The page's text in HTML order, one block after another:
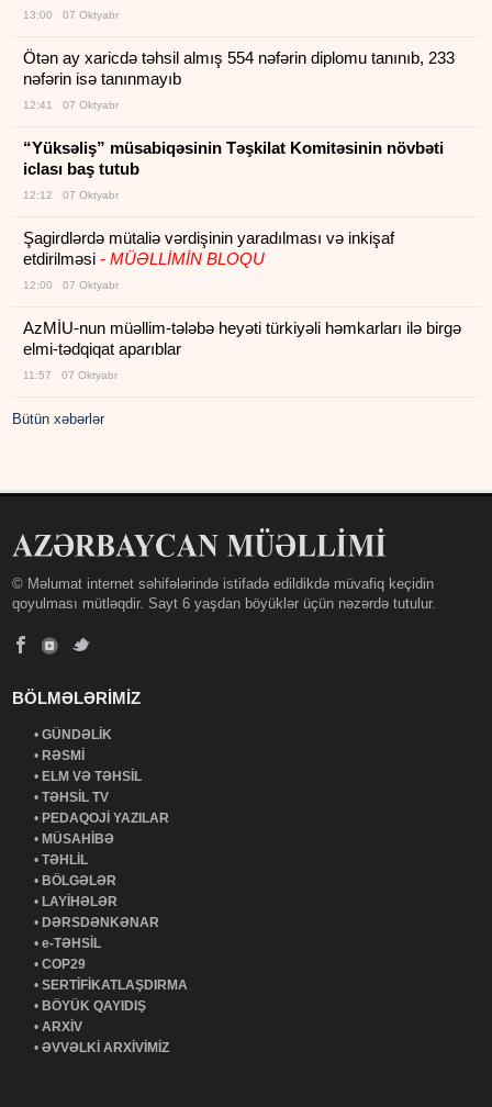
13:00 07 Oktyabr
Ötən ay xaricdə təhsil almış 554 nəfərin diplomu tanınıb, 233
nəfərin isə tanınmayıb
12:41 07 Oktyabr
“Yüksəliş” müsabiqəsinin Təşkilat Komitəsinin növbəti
iclası baş tutub
12:12 07 Oktyabr
Şagirdlərdə mütaliə vərdişinin yaradılması və inkişaf
etdirilməsi- MÜƏLLİMİN BLOQU
12:00 07 Oktyabr
AzMİU-nun müəllim-tələbə heyəti türkiyəli həmkarları ilə birgə
elmi-tədqiqat aparıblar
11:57 07 Oktyabr
Bütün xəbərlər
© Məlumat internet səhifələrində istifadə edildikdə müvafiq keçidin
qoyulması mütləqdir. Sayt 6 yaşdan böyüklər üçün nəzərdə tutulur.
BÖLMƏLƏRİMİZ
•GÜNDƏLİK
•RƏSMİ
•ELM VƏ TƏHSİL
•TƏHSİL TV
•PEDAQOJİ YAZILAR
•MÜSAHİBƏ
•TƏHLİL
•BÖLGƏLƏR
•LAYİHƏLƏR
•DƏRSDƏNKƏNAR
•e-TƏHSİL
•COP29
•SERTİFİKATLAŞDIRMA
•BÖYÜK QAYIDIŞ
•ARXİV
•ƏVVƏLKİ ARXİVİMİZ